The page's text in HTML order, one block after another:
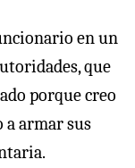
en un
que
porque creo
a armar sus